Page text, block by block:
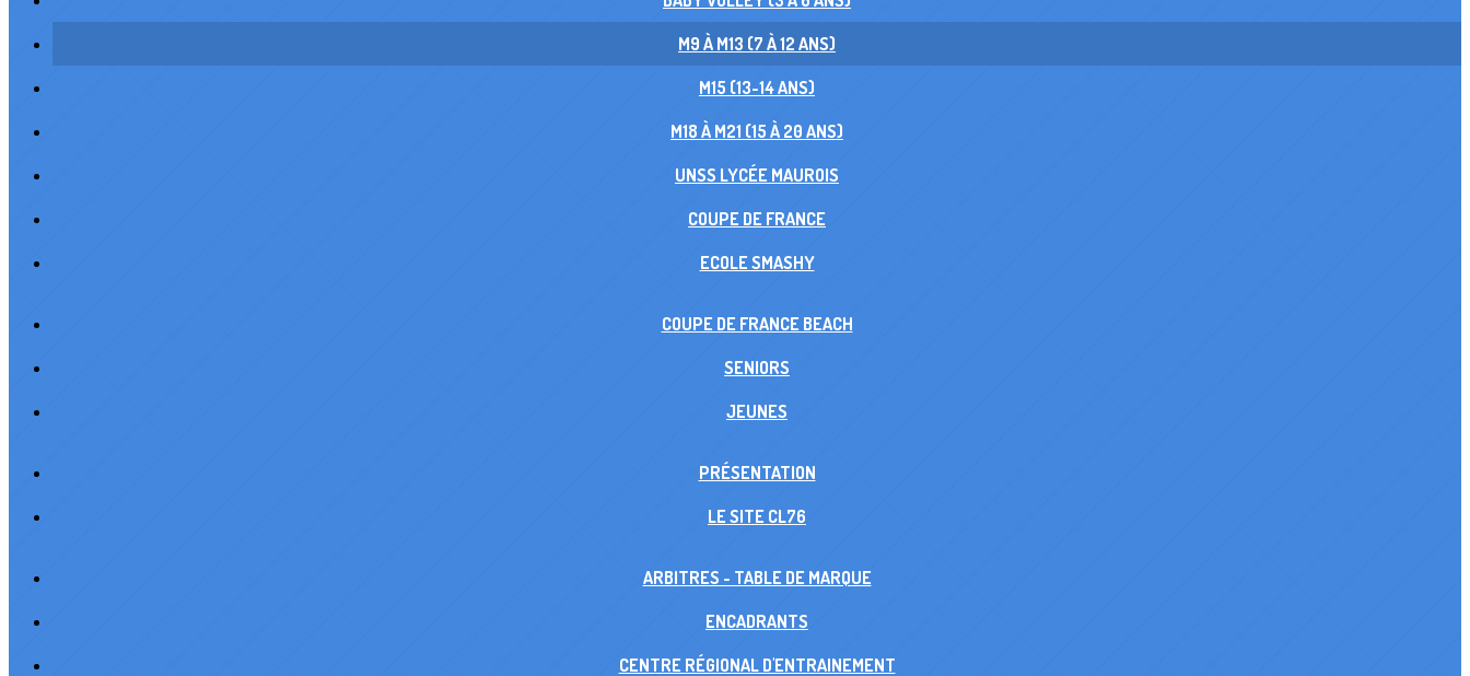
M9 À M13 (7 À 12 ANS)
M15 (13-14 ANS)
M18 À M21 (15 À 20 ANS)
UNSS LYCÉE MAUROIS
COUPE DE FRANCE
ECOLE SMASHY
COUPE DE FRANCE BEACH
SENIORS
JEUNES
PRÉSENTATION
LE SITE CL76
ARBITRES - TABLE DE MARQUE
ENCADRANTS
CENTRE RÉGIONAL D'ENTRAINEMENT